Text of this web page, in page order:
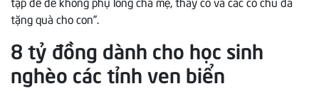
tặng quà cho con”.
8 tỷ đồng dành cho học sinh
nghèo các tỉnh ven biển